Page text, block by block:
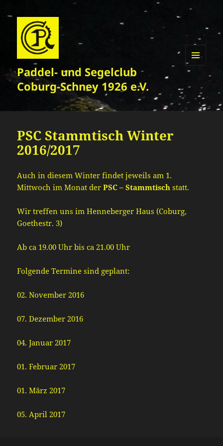
Paddel- und Segelclub
Coburg-Schney 1926 e.V.
MENÜ
WIDGETS
PSC Stammtisch Winter
2016/2017
Auch in diesem Winter findet jeweils am 1.
Mittwoch im Monat derPSC – Stammtisch statt.
Wir treffen uns im Henneberger Haus (Coburg,
Goethestr. 3)
Ab ca 19.00 Uhr bis ca 21.00 Uhr
Folgende Termine sind geplant:
02. November 2016
07. Dezember 2016
04. Januar 2017
01. Februar 2017
01. März 2017
05. April 2017